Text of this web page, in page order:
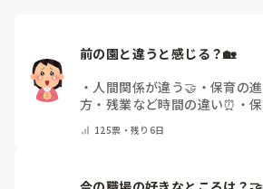
腰痛、膝痛お持ちの方は、どの程度の
でしょうか。
痛みには強い方と思っていました。
しているように見えると言われました。
日頃からそのことの関わりはしっかり持
ていますが…
今後どのように関わっていけばいいの
前の園と違うと感じる？🏡
・ 人間関係が違う🤝 ・ 保育の
方・残業など時間の違い⏰ ・
で教えてください)
125票・残り6日